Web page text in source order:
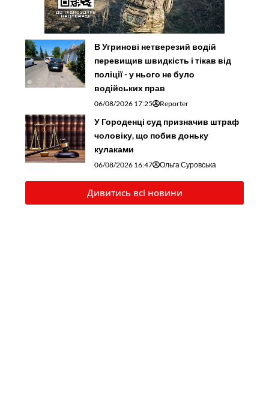
В Угринові нетверезий водій
перевищив швидкість і тікав від
поліції - у нього не було
водійських прав
06/08/2026 17:25 Reporter
У Городенці суд призначив штраф
чоловіку, що побив доньку
кулаками
06/08/2026 16:47 Ольга Суровська
Дивитись всі новини